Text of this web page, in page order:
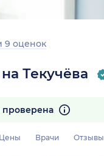
Текучёва
9 оценок
Цены Врачи Отзывы